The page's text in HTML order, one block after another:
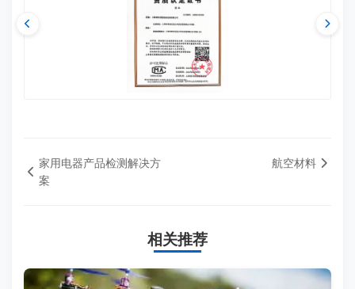
家用电器产品检测解决方
案
航空材料
相关推荐